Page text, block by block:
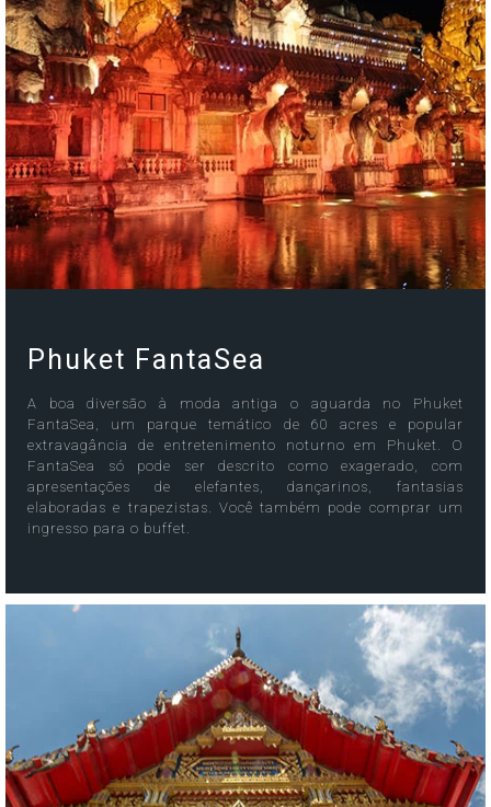
Phuket FantaSea
A boa diversão à moda antiga o aguarda no Phuket
FantaSea, um parque temático de 60 acres e popular
extravagância de entretenimento noturno em Phuket. O
FantaSea só pode ser descrito como exagerado, com
apresentações de elefantes, dançarinos, fantasias
elaboradas e trapezistas. Você também pode comprar um
ingresso para o buffet.